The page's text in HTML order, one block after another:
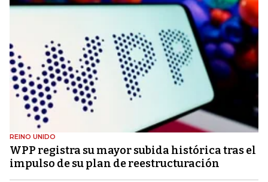
REINO UNIDO
WPP registra su mayor subida histórica tras el
impulso de su plan de reestructuración